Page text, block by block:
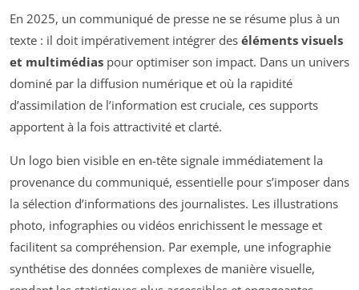
En 2025, un communiqué de presse ne se résume plus à un
texte : il doit impérativement intégrer des éléments visuels
et multimédias pour optimiser son impact. Dans un univers
dominé par la diffusion numérique et où la rapidité
d’assimilation de l’information est cruciale, ces supports
apportent à la fois attractivité et clarté.
Un logo bien visible en en-tête signale immédiatement la
provenance du communiqué, essentielle pour s’imposer dans
la sélection d’informations des journalistes. Les illustrations
photo, infographies ou vidéos enrichissent le message et
facilitent sa compréhension. Par exemple, une infographie
synthétise des données complexes de manière visuelle,